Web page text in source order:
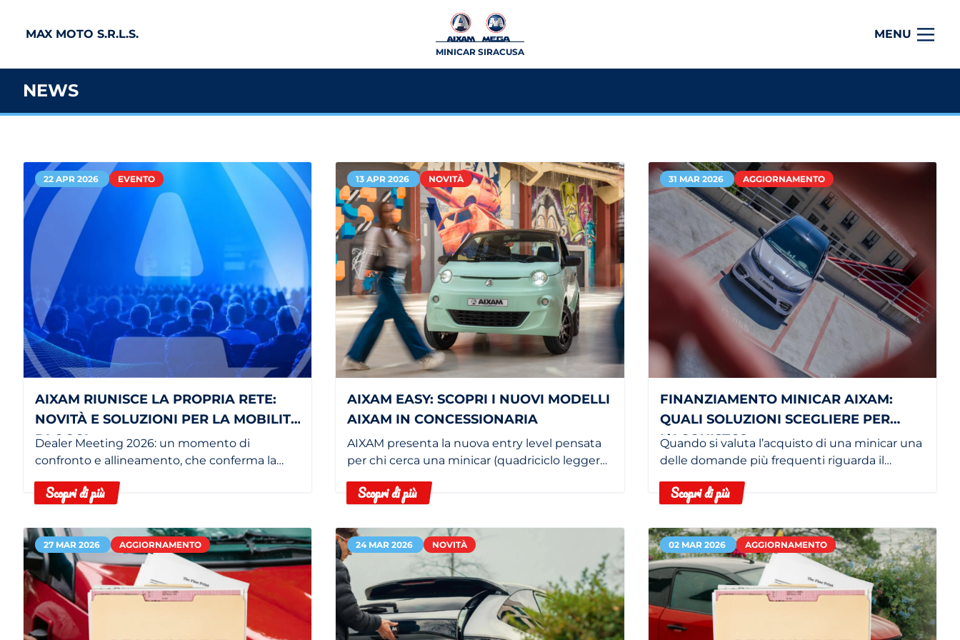
MAX MOTO S.R.L.S.
MINICAR SIRACUSA
MENU
NEWS
22 APR 2026 EVENTO
AIXAM RIUNISCE LA PROPRIA RETE:
NOVITÀ E SOLUZIONI PER LA MOBILITÀ
DI OGGI
Dealer Meeting 2026: un momento di
confronto e allineamento, che conferma la
dell’esperienza offerta ai clienti.
Scopri di più
13 APR 2026 NOVITÀ
AIXAM EASY: SCOPRI I NUOVI MODELLI
AIXAM IN CONCESSIONARIA
AIXAM presenta la nuova entry level pensata
per chi cerca una minicar (quadriciclo leggero)
personalizzabile.
Scopri di più
31 MAR 2026 AGGIORNAMENTO
FINANZIAMENTO MINICAR AIXAM:
QUALI SOLUZIONI SCEGLIERE PER
L’ACQUISTO?
Quando si valuta l’acquisto di una minicar una
delle domande più frequenti riguarda il
rata.
Scopri di più
27 MAR 2026 AGGIORNAMENTO 24 MAR 2026 NOVITÀ 02 MAR 2026 AGGIORNAMENTO